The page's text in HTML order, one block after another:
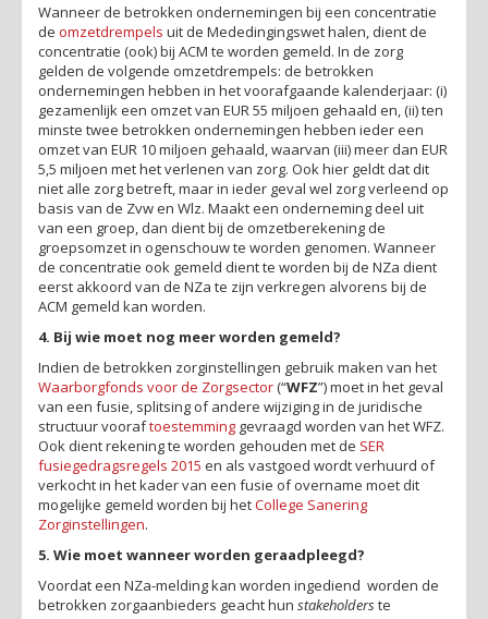
Wanneer de betrokken ondernemingen bij een concentratie
de omzetdrempels uit de Mededingingswet halen, dient de
concentratie (ook) bij ACM te worden gemeld. In de zorg
gelden de volgende omzetdrempels: de betrokken
ondernemingen hebben in het voorafgaande kalenderjaar: (i)
gezamenlijk een omzet van EUR 55 miljoen gehaald en, (ii) ten
minste twee betrokken ondernemingen hebben ieder een
omzet van EUR 10 miljoen gehaald, waarvan (iii) meer dan EUR
5,5 miljoen met het verlenen van zorg. Ook hier geldt dat dit
niet alle zorg betreft, maar in ieder geval wel zorg verleend op
basis van de Zvw en Wlz. Maakt een onderneming deel uit
van een groep, dan dient bij de omzetberekening de
groepsomzet in ogenschouw te worden genomen. Wanneer
de concentratie ook gemeld dient te worden bij de NZa dient
eerst akkoord van de NZa te zijn verkregen alvorens bij de
ACM gemeld kan worden.
4. Bij wie moet nog meer worden gemeld?
Indien de betrokken zorginstellingen gebruik maken van het
Waarborgfonds voor de Zorgsector(“WFZ”) moet in het geval
van een fusie, splitsing of andere wijziging in de juridische
structuur vooraftoestemming gevraagd worden van het WFZ.
Ook dient rekening te worden gehouden met de SER
fusiegedragsregels 2015 en als vastgoed wordt verhuurd of
verkocht in het kader van een fusie of overname moet dit
mogelijke gemeld worden bij hetCollege Sanering
Zorginstellingen.
5. Wie moet wanneer worden geraadpleegd?
Voordat een NZa-melding kan worden ingediend worden de
betrokken zorgaanbieders geacht hun stakeholderste